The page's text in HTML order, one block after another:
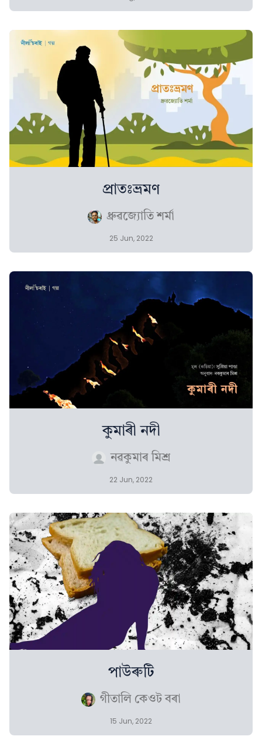
প্ৰাতঃভ্ৰমণ
ধ্ৰুৱজ্যোতি শৰ্মা
25 Jun, 2022
কুমাৰী নদী
নৱকুমাৰ মিশ্ৰ
22 Jun, 2022
পাউৰুটি
গীতালি কেওট বৰা
15 Jun, 2022